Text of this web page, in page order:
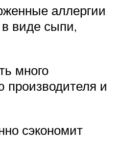
аллергии
виде сыпи,
много
производителя и
сэкономит